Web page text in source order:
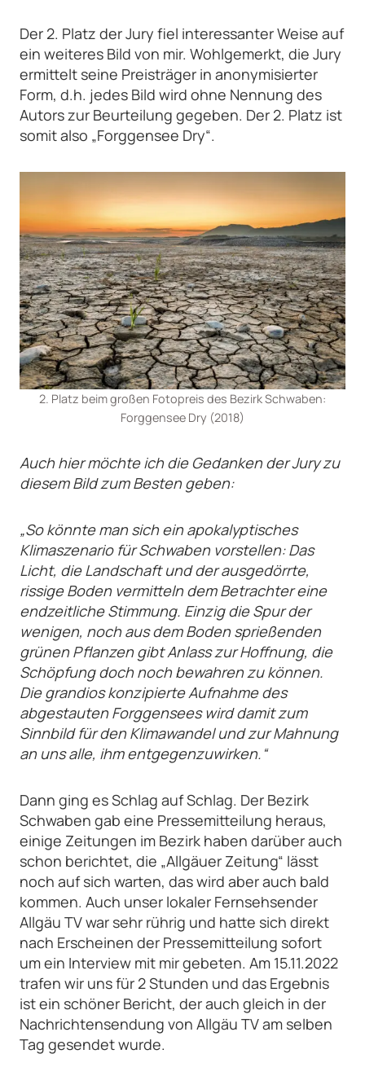
Der 2. Platz der Jury fiel interessanter Weise auf
ein weiteres Bild von mir. Wohlgemerkt, die Jury
ermittelt seine Preisträger in anonymisierter
Form, d.h. jedes Bild wird ohne Nennung des
Autors zur Beurteilung gegeben. Der 2. Platz ist
somit also „Forggensee Dry“.
2. Platz beim großen Fotopreis des Bezirk Schwaben:
Forggensee Dry (2018)
Auch hier möchte ich die Gedanken der Jury zu
diesem Bild zum Besten geben:
„So könnte man sich ein apokalyptisches
Klimaszenario für Schwaben vorstellen: Das
Licht, die Landschaft und der ausgedörrte,
rissige Boden vermitteln dem Betrachter eine
endzeitliche Stimmung. Einzig die Spur der
wenigen, noch aus dem Boden sprießenden
grünen Pflanzen gibt Anlass zur Hoffnung, die
Schöpfung doch noch bewahren zu können.
Die grandios konzipierte Aufnahme des
abgestauten Forggensees wird damit zum
Sinnbild für den Klimawandel und zur Mahnung
an uns alle, ihm entgegenzuwirken.“
Dann ging es Schlag auf Schlag. Der Bezirk
Schwaben gab eine Pressemitteilung heraus,
einige Zeitungen im Bezirk haben darüber auch
schon berichtet, die „Allgäuer Zeitung“ lässt
noch auf sich warten, das wird aber auch bald
kommen. Auch unser lokaler Fernsehsender
Allgäu TV war sehr rührig und hatte sich direkt
nach Erscheinen der Pressemitteilung sofort
um ein Interview mit mir gebeten. Am 15.11.2022
trafen wir uns für 2 Stunden und das Ergebnis
ist ein schöner Bericht, der auch gleich in der
Nachrichtensendung von Allgäu TV am selben
Tag gesendet wurde.